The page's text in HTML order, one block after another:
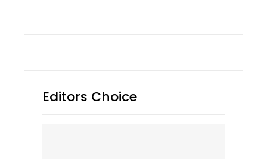
Editors Choice